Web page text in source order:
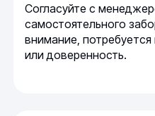
Согласуйте с
самостоятельного
внимание, потребуется
или доверенность.